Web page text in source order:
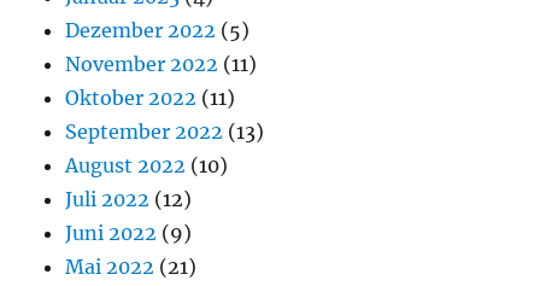
Dezember 2022 (5)
November 2022 (11)
Oktober 2022 (11)
September 2022 (13)
August 2022 (10)
Juli 2022 (12)
Juni 2022 (9)
Mai 2022 (21)